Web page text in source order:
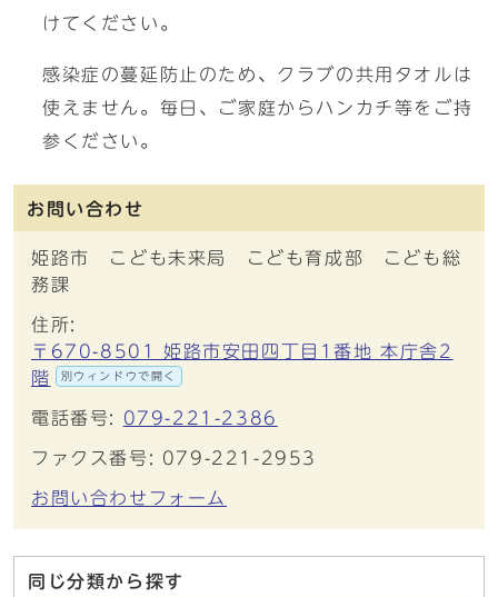
けてください。
感染症の蔓延防止のため、クラブの共用タオルは
使えません。毎日、ご家庭からハンカチ等をご持
参ください。
お問い合わせ
姫路市 こども未来局 こども育成部 こども総
務課
住所:
〒670-8501 姫路市安田四丁目1番地 本庁舎2
階
別ウィンドウで開く
電話番号: 079-221-2386
ファクス番号: 079-221-2953
お問い合わせフォーム
同じ分類から探す